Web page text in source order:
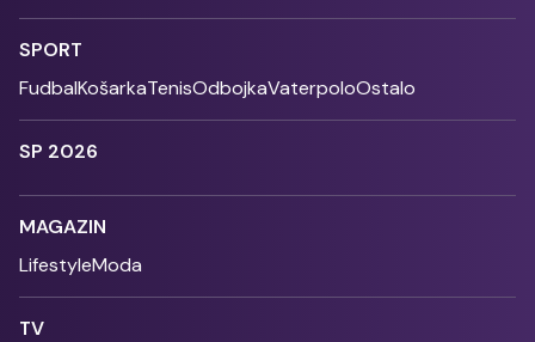
SPORT
FudbalKošarkaTenisOdbojkaVaterpoloOstalo
SP 2026
MAGAZIN
LifestyleModa
TV